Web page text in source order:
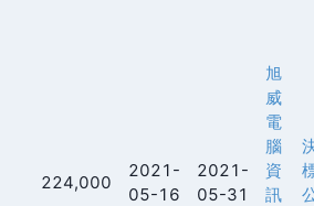
224,000
2021-
05-16
2021-
05-31
旭
威
電
腦
資
訊